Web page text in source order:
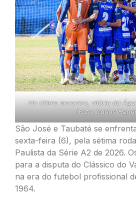
No último encontro, vitória da
(Foto: Carlos
São José e Taubaté se
sexta-feira (6), pela sétima
Paulista da Série A2 de 2026.
para a disputa do Clássico do
na era do futebol profissional
1964.